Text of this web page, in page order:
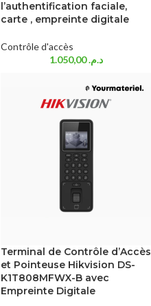
l’authentification faciale,
carte , empreinte digitale
Contrôle d'accès
د.م.1.050,00
Terminal de Contrôle d’Accès
et Pointeuse Hikvision DS-
K1T808MFWX-B avec
Empreinte Digitale